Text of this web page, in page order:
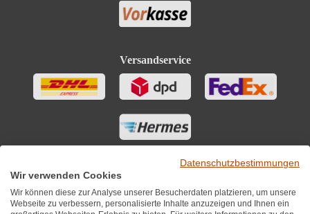
Versandservice
Datenschutzbestimmungen
Wir verwenden Cookies
Wir können diese zur Analyse unserer Besucherdaten platzieren, um unsere
Webseite zu verbessern, personalisierte Inhalte anzuzeigen und Ihnen ein